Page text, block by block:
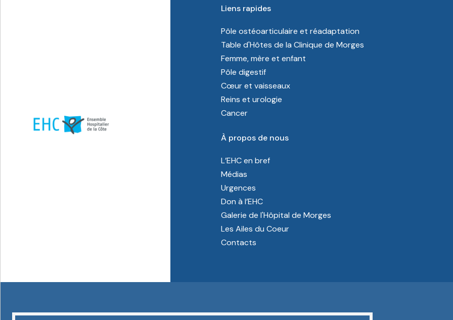
Liens rapides
Pôle ostéoarticulaire et réadaptation
Table d'Hôtes de la Clinique de Morges
Femme, mère et enfant
Pôle digestif
Cœur et vaisseaux
Reins et urologie
Cancer
À propos de nous
L’EHC en bref
Médias
Urgences
Don à l’EHC
Galerie de l'Hôpital de Morges
Les Ailes du Coeur
Contacts